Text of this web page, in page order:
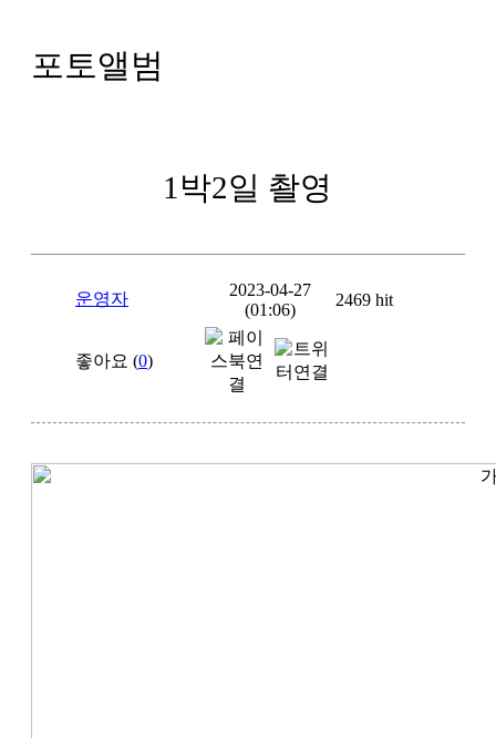
포토앨범
1박2일 촬영
운영자
2023-04-27
(01:06)
2469 hit
좋아요 (0)